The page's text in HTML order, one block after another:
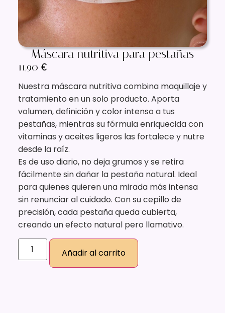
Máscara nutritiva para pestañas
11,90 €
Nuestra máscara nutritiva combina maquillaje y
tratamiento en un solo producto. Aporta
volumen, definición y color intenso a tus
pestañas, mientras su fórmula enriquecida con
vitaminas y aceites ligeros las fortalece y nutre
desde la raíz.
Es de uso diario, no deja grumos y se retira
fácilmente sin dañar la pestaña natural. Ideal
para quienes quieren una mirada más intensa
sin renunciar al cuidado. Con su cepillo de
precisión, cada pestaña queda cubierta,
creando un efecto natural pero llamativo.
Añadir al carrito